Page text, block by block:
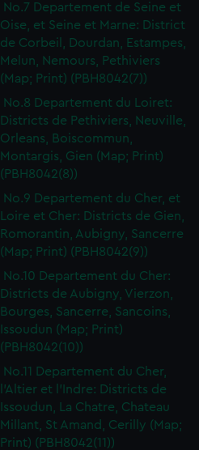
No.7 Departement de Seine et
Oise, et Seine et Marne: District
de Corbeil, Dourdan, Estampes,
Melun, Nemours, Pethiviers
(Map; Print) (PBH8042(7))
No.8 Departement du Loiret:
Districts de Pethiviers, Neuville,
Orleans, Boiscommun,
Montargis, Gien (Map; Print)
(PBH8042(8))
No.9 Departement du Cher, et
Loire et Cher: Districts de Gien,
Romorantin, Aubigny, Sancerre
(Map; Print) (PBH8042(9))
No.10 Departement du Cher:
Districts de Aubigny, Vierzon,
Bourges, Sancerre, Sancoins,
Issoudun (Map; Print)
(PBH8042(10))
No.11 Departement du Cher,
l'Altier et l'Indre: Districts de
Issoudun, La Chatre, Chateau
Millant, St Amand, Cerilly (Map;
Print) (PBH8042(11))